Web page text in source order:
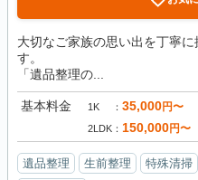
大切なご家族の思い出を丁寧
す。
「遺品整理の...
基本料金 1K 35,000円〜
2LDK 150,000円〜
遺品整理 生前整理 特殊清掃